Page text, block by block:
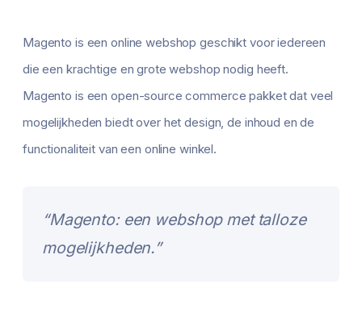
Magento is een online webshop geschikt voor iedereen
die een krachtige en grote webshop nodig heeft.
Magento is een open-source commerce pakket dat veel
mogelijkheden biedt over het design, de inhoud en de
functionaliteit van een online winkel.
“Magento: een webshop met talloze
mogelijkheden.”